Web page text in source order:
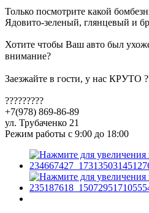
Только посмотрите какой
Ядовито-зеленый, глянцевый и
Хотите чтобы Ваш авто был
внимание?⠀⠀
Заезжайте в гости, у нас КРУТО
?????????
+7(978) 869-86-89
ул. Трубаченко 21
Режим работы с 9:00 до 18:00